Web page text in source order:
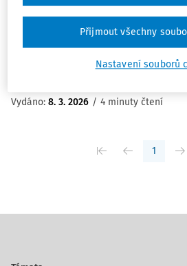
poslanecký návrh, který reaguje
uzamčených účastníků penzijního
státní příspěvek a kvůli nastavení
Vydáno: 8. 3. 2026 / 4 minuty čtení
1
Nastavení souborů
Přijmout všechny